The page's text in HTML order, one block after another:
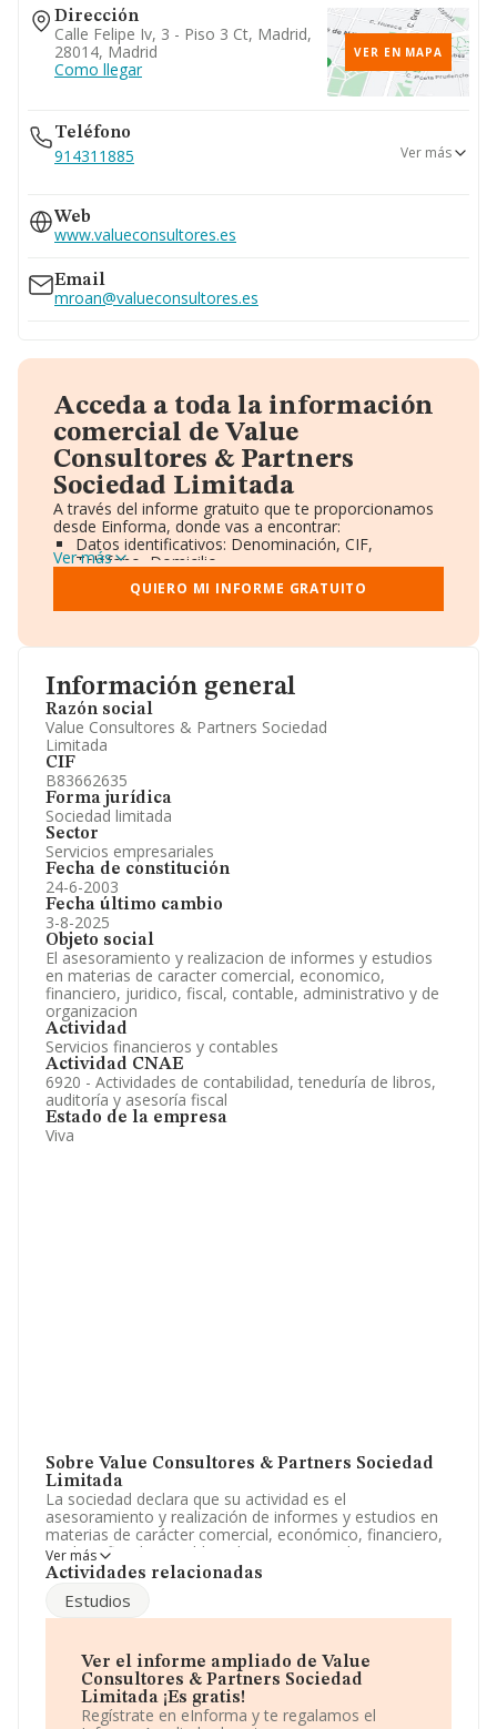
Información general
Razón social
Value Consultores & Partners Sociedad
Limitada
CIF
B83662635
Forma jurídica
Sociedad limitada
Sector
Servicios empresariales
Fecha de constitución
24-6-2003
Fecha último cambio
3-8-2025
Objeto social
El asesoramiento y realizacion de informes y estudios
en materias de caracter comercial, economico,
financiero, juridico, fiscal, contable, administrativo y de
organizacion
Actividad
Servicios financieros y contables
Actividad CNAE
6920 - Actividades de contabilidad, teneduría de libros,
auditoría y asesoría fiscal
Estado de la empresa
Viva
Sobre Value Consultores & Partners Sociedad
Limitada
La sociedad declara que su actividad es el
asesoramiento y realización de informes y estudios en
materias de carácter comercial, económico, financiero,
juridico, fiscal, contable, administrativo y de
organización. La empresa es una Sociedad Limitada.
teneduría de libros, auditoría y asesoría fiscal'. La
empresa no tiene actividad en mercados exteriores.
Ha tenido el mismo número de profesionales y teniendo
en cuenta la información a disposición de INFORMA, ha
contado con un número de empleados inferior a la
media de sector.
Ver más
Actividades relacionadas
Estudios
Ver el informe ampliado de Value
Consultores & Partners Sociedad
Limitada ¡Es gratis!
Regístrate en eInforma y te regalamos el
Dirección
Calle Felipe Iv, 3 - Piso 3 Ct, Madrid,
28014, Madrid
Como llegar
VER EN MAPA
Teléfono
914311885
915214552
914263983
Ver más
Web
www.valueconsultores.es
Email
mroan@valueconsultores.es
Acceda a toda la información
comercial de Value
Consultores & Partners
Sociedad Limitada
A través del informe gratuito que te proporcionamos
desde Einforma, donde vas a encontrar:
Datos identificativos: Denominación, CIF,
Teléfono, Domicilio.
Informe Mercantil Completo (BORME).
Gráficos de Evolución Ventas y Empleados.
Consejo de Administración y Administradores.
Accionistas.
Artículos de prensa publicados sobre la empresa.
Información oficial y registral complementaria.
Ver más
QUIERO MI INFORME GRATUITO